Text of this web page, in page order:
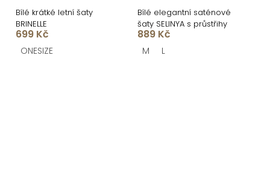
Bílé krátké letní šaty
BRINELLE
699 Kč
ONESIZE
Bílé elegantní saténové
šaty SELINYA s průstřihy
889 Kč
M L